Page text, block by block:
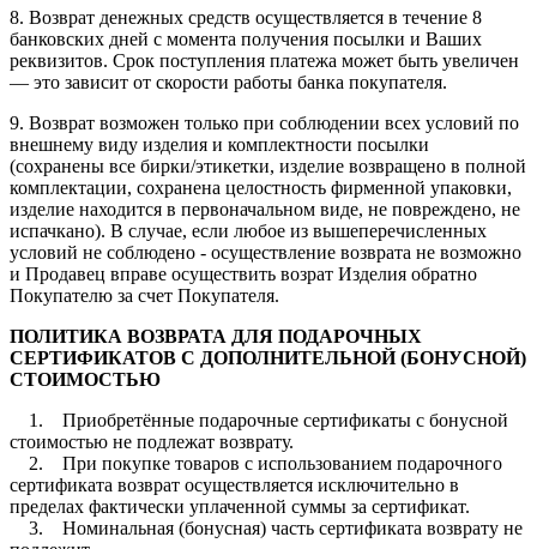
8. Возврат денежных средств осуществляется в течение 8
банковских дней с момента получения посылки и Ваших
реквизитов. Срок поступления платежа может быть увеличен
— это зависит от скорости работы банка покупателя.
9. Возврат возможен только при соблюдении всех условий по
внешнему виду изделия и комплектности посылки
(сохранены все бирки/этикетки, изделие возвращено в полной
комплектации, сохранена целостность фирменной упаковки,
изделие находится в первоначальном виде, не повреждено, не
испачкано). В случае, если любое из вышеперечисленных
условий не соблюдено - осуществление возврата не возможно
и Продавец вправе осуществить возрат Изделия обратно
Покупателю за счет Покупателя.
ПОЛИТИКА ВОЗВРАТА ДЛЯ ПОДАРОЧНЫХ
СЕРТИФИКАТОВ С ДОПОЛНИТЕЛЬНОЙ (БОНУСНОЙ)
СТОИМОСТЬЮ
1. Приобретённые подарочные сертификаты с бонусной
стоимостью не подлежат возврату.
2. При покупке товаров с использованием подарочного
сертификата возврат осуществляется исключительно в
пределах фактически уплаченной суммы за сертификат.
3. Номинальная (бонусная) часть сертификата возврату не